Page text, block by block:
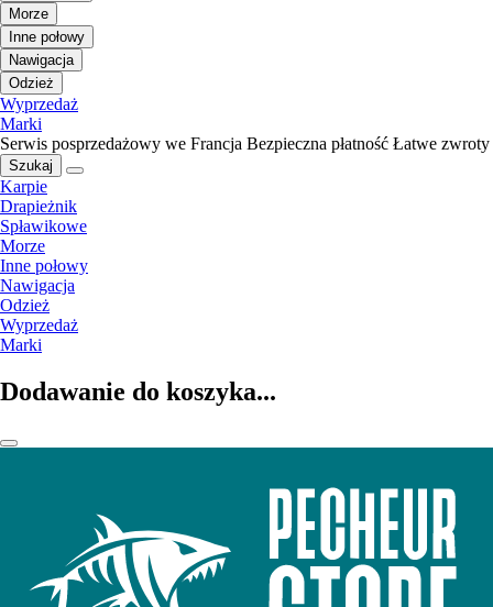
Morze
Inne połowy
Nawigacja
Odzież
Wyprzedaż
Marki
Serwis posprzedażowy we Francja Bezpieczna płatność Łatwe zwroty
Szukaj
Karpie
Drapieżnik
Spławikowe
Morze
Inne połowy
Nawigacja
Odzież
Wyprzedaż
Marki
Dodawanie do koszyka...